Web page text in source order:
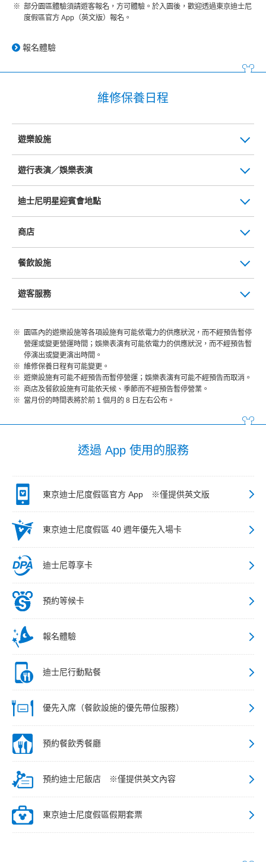
部分園區體驗須請遊客報名，方可體驗。於入園後，歡迎透過東京迪士尼
度假區官方 App（英文版）報名。
報名體驗
維修保養日程
遊樂設施
遊行表演／娛樂表演
迪士尼明星迎賓會地點
商店
餐飲設施
遊客服務
園區內的遊樂設施等各項設施有可能依電力的供應狀況，而不經預告暫停
營運或變更營運時間；娛樂表演有可能依電力的供應狀況，而不經預告暫
停演出或變更演出時間。
維修保養日程有可能變更。
遊樂設施有可能不經預告而暫停營運；娛樂表演有可能不經預告而取消。
商店及餐飲設施有可能依天候、季節而不經預告暫停營業。
當月份的時間表將於前 1 個月的 8 日左右公布。
透過 App 使用的服務
東京迪士尼度假區官方 App ※僅提供英文版
東京迪士尼度假區 40 週年優先入場卡
迪士尼尊享卡
預約等候卡
報名體驗
迪士尼行動點餐
優先入席（餐飲設施的優先帶位服務）
預約餐飲秀餐廳
預約迪士尼飯店 ※僅提供英文內容
東京迪士尼度假區假期套票